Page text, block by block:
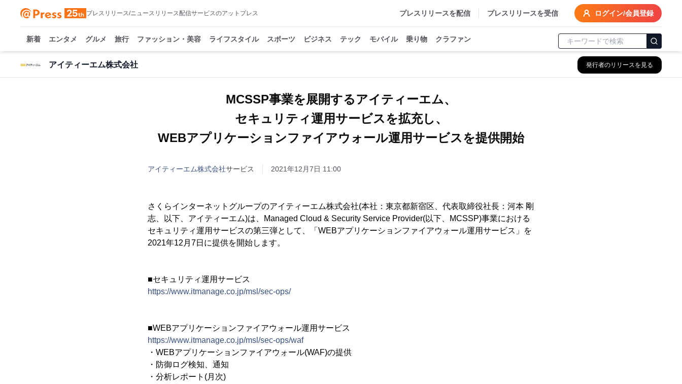
プレスリリース/ニュースリリース配信サービスのアットプレス プレスリリースを配信 プレスリリースを受信 ログイン/会員登録
新着 エンタメ グルメ 旅行 ファッション・美容 ライフスタイル スポーツ ビジネス テック モバイル 乗り物 クラファン
アイティーエム株式会社 発行者のリリースを見る
MCSSP事業を展開するアイティーエム、
セキュリティ運用サービスを拡充し、
WEBアプリケーションファイアウォール運用サービスを提供開始
アイティーエム株式会社サービス 2021年12月7日 11:00
さくらインターネットグループのアイティーエム株式会社(本社：東京都新宿区、代表取締役社長：河本 剛
志、以下、アイティーエム)は、Managed Cloud & Security Service Provider(以下、MCSSP)事業における
セキュリティ運用サービスの第三弾として、「WEBアプリケーションファイアウォール運用サービス」を
2021年12月7日に提供を開始します。
■セキュリティ運用サービス
https://www.itmanage.co.jp/msl/sec-ops/
■WEBアプリケーションファイアウォール運用サービス
https://www.itmanage.co.jp/msl/sec-ops/waf
・WEBアプリケーションファイアウォール(WAF)の提供
・防御ログ検知、通知
・分析レポート(月次)